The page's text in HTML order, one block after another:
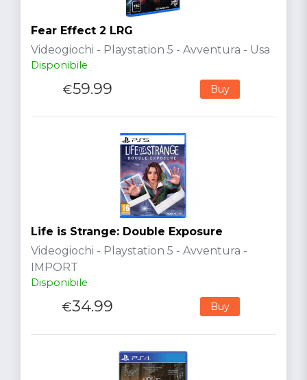
Fear Effect 2 LRG
Videogiochi - Playstation 5 - Avventura - Usa
Disponibile
€59.99 Buy
Life is Strange: Double Exposure
Videogiochi - Playstation 5 - Avventura -
IMPORT
Disponibile
€34.99 Buy